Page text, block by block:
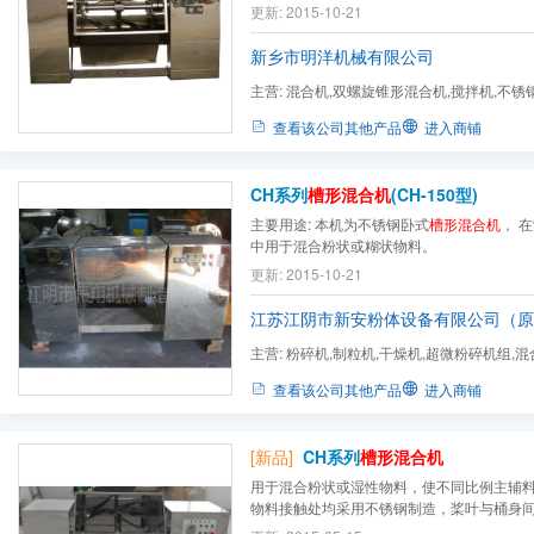
混和。槽形混合机
间隙小，混合无死角，搅拌轴两端设有密封
泻，料斗采用按钮点动控制，出料方便，特
更新: 2015-10-21
新乡市明洋机械有限公司
主营:混合机,双螺旋锥形混合机,搅拌机,不锈
查看该公司其他产品 进入商铺
CH系列槽形混合机(CH-150型)
主要用途: 本机为不锈钢卧式槽形混合机 ，
中用于混合粉状或糊状物料。
更新: 2015-10-21
江苏江阴市新安粉体设备有限公司（
主营:粉碎机,制粒机,干燥机,超微粉碎机组,
查看该公司其他产品 进入商铺
[新品] CH系列槽形混合机
用于混合粉状或湿性物料，使不同比例主辅
物料接触处均采用不锈钢制造，桨叶与桶身
角，搅料轴两端设有密封装置，能防止物料